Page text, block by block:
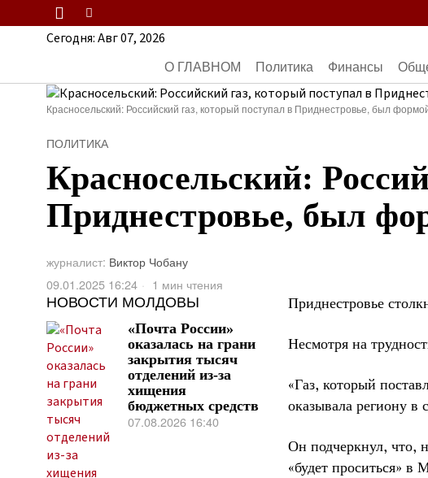
Сегодня:Авг 07, 2026
О ГЛАВНОМ Политика Финансы
Красносельский: Российский газ, который поступал в Приднестровье, был
ПОЛИТИКА
Красносельский:
Приднестровье, был
журналист: Виктор Чобану
09.01.2025 16:24
1 мин чтения
Приднестровье
Несмотря на
«Газ, который
оказывала региону
Он подчеркнул, что,
«будет проситься» в
НОВОСТИ МОЛДОВЫ
«Почта России»
оказалась на грани
закрытия тысяч
отделений из-за
хищения
бюджетных средств
07.08.2026 16:40